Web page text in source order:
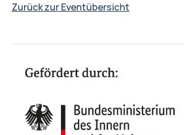
Zurück zur Eventübersicht